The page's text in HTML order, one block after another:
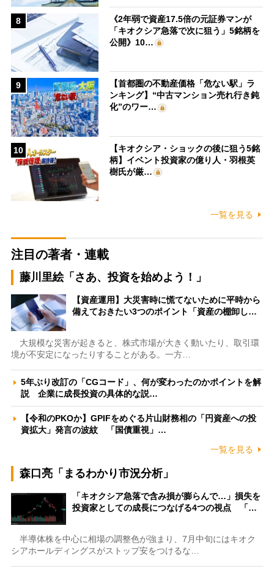
8
《2年弱で資産17.5倍の元証券マンが
「キオクシア急落で次に狙う」5銘柄を
公開》10…
9
【首都圏の不動産価格「危ない駅」ラ
ンキング】“中古マンション売れ行き鈍
化”のワー…
10
【キオクシア・ショックの後に狙う5銘
柄】イベント投資家の億り人・羽根英
樹氏が厳…
一覧を見る
注目の著者・連載
藤川里絵「さあ、投資を始めよう！」
【資産運用】大災害時に慌てないために平時から
備えておきたい3つのポイント「資産の棚卸し…
大規模な災害が起きると、株式市場が大きく動いたり、取引環
境が不安定になったりすることがある。一方…
5年ぶり改訂の「CGコード」、何が変わったのかポイントを解
説 企業に成長投資の具体的な説…
【令和のPKOか】GPIFをめぐる片山財務相の「円資産への投
資拡大」発言の波紋 「国債重視」…
一覧を見る
森口亮「まるわかり市況分析」
「キオクシア急落で含み損が膨らんで…」損失を
投資家としての成長につなげる4つの視点 「…
半導体株を中心に相場の調整色が強まり、7月中旬にはキオク
シアホールディングスがストップ安をつけるな…